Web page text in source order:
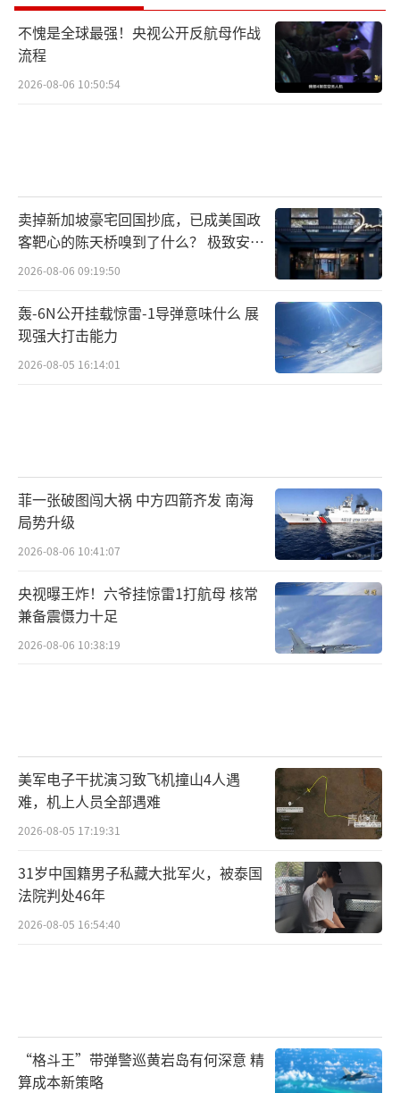
不愧是全球最强！央视公开反航母作战
流程
2026-08-06 10:50:54
卖掉新加坡豪宅回国抄底，已成美国政
客靶心的陈天桥嗅到了什么？ 极致安全
的追寻
2026-08-06 09:19:50
轰-6N公开挂载惊雷-1导弹意味什么 展
现强大打击能力
2026-08-05 16:14:01
菲一张破图闯大祸 中方四箭齐发 南海
局势升级
2026-08-06 10:41:07
央视曝王炸！六爷挂惊雷1打航母 核常
兼备震慑力十足
2026-08-06 10:38:19
美军电子干扰演习致飞机撞山4人遇
难，机上人员全部遇难
2026-08-05 17:19:31
31岁中国籍男子私藏大批军火，被泰国
法院判处46年
2026-08-05 16:54:40
“格斗王”带弹警巡黄岩岛有何深意 精
算成本新策略